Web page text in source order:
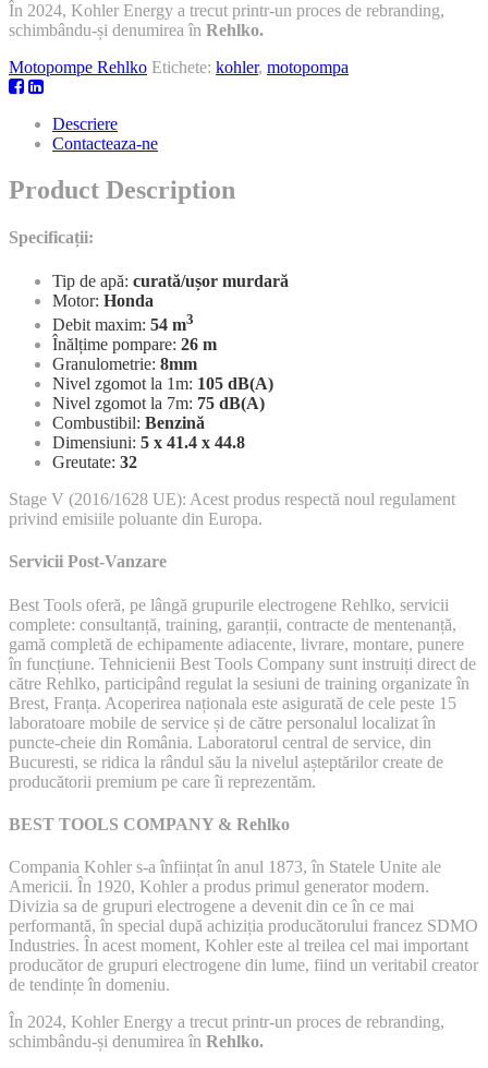
În 2024, Kohler Energy a trecut printr-un proces de rebranding,
schimbându-și denumirea în Rehlko.
Motopompe Rehlko Etichete: kohler, motopompa
Descriere
Contacteaza-ne
Product Description
Specificații:
Tip de apă: curată/ușor murdară
Motor: Honda
Debit maxim: 54 m3
Înălțime pompare: 26 m
Granulometrie: 8mm
Nivel zgomot la 1m: 105 dB(A)
Nivel zgomot la 7m: 75 dB(A)
Combustibil: Benzină
Dimensiuni: 5 x 41.4 x 44.8
Greutate: 32
Stage V (2016/1628 UE): Acest produs respectă noul regulament
privind emisiile poluante din Europa.
Servicii Post-Vanzare
Best Tools oferă, pe lângă grupurile electrogene Rehlko, servicii
complete: consultanță, training, garanții, contracte de mentenanță,
gamă completă de echipamente adiacente, livrare, montare, punere
în funcțiune. Tehnicienii Best Tools Company sunt instruiți direct de
către Rehlko, participând regulat la sesiuni de training organizate în
Brest, Franța. Acoperirea naționala este asigurată de cele peste 15
laboratoare mobile de service și de către personalul localizat în
puncte-cheie din România. Laboratorul central de service, din
Bucuresti, se ridica la rândul său la nivelul așteptărilor create de
producătorii premium pe care îi reprezentăm.
BEST TOOLS COMPANY & Rehlko
Compania Kohler s-a înființat în anul 1873, în Statele Unite ale
Americii. În 1920, Kohler a produs primul generator modern.
Divizia sa de grupuri electrogene a devenit din ce în ce mai
performantă, în special după achiziția producătorului francez SDMO
Industries. În acest moment, Kohler este al treilea cel mai important
producător de grupuri electrogene din lume, fiind un veritabil creator
de tendințe în domeniu.
În 2024, Kohler Energy a trecut printr-un proces de rebranding,
schimbându-și denumirea în Rehlko.